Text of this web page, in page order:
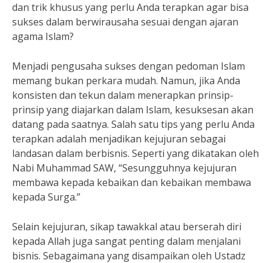
dan trik khusus yang perlu Anda terapkan agar bisa
sukses dalam berwirausaha sesuai dengan ajaran
agama Islam?
Menjadi pengusaha sukses dengan pedoman Islam
memang bukan perkara mudah. Namun, jika Anda
konsisten dan tekun dalam menerapkan prinsip-
prinsip yang diajarkan dalam Islam, kesuksesan akan
datang pada saatnya. Salah satu tips yang perlu Anda
terapkan adalah menjadikan kejujuran sebagai
landasan dalam berbisnis. Seperti yang dikatakan oleh
Nabi Muhammad SAW, “Sesungguhnya kejujuran
membawa kepada kebaikan dan kebaikan membawa
kepada Surga.”
Selain kejujuran, sikap tawakkal atau berserah diri
kepada Allah juga sangat penting dalam menjalani
bisnis. Sebagaimana yang disampaikan oleh Ustadz